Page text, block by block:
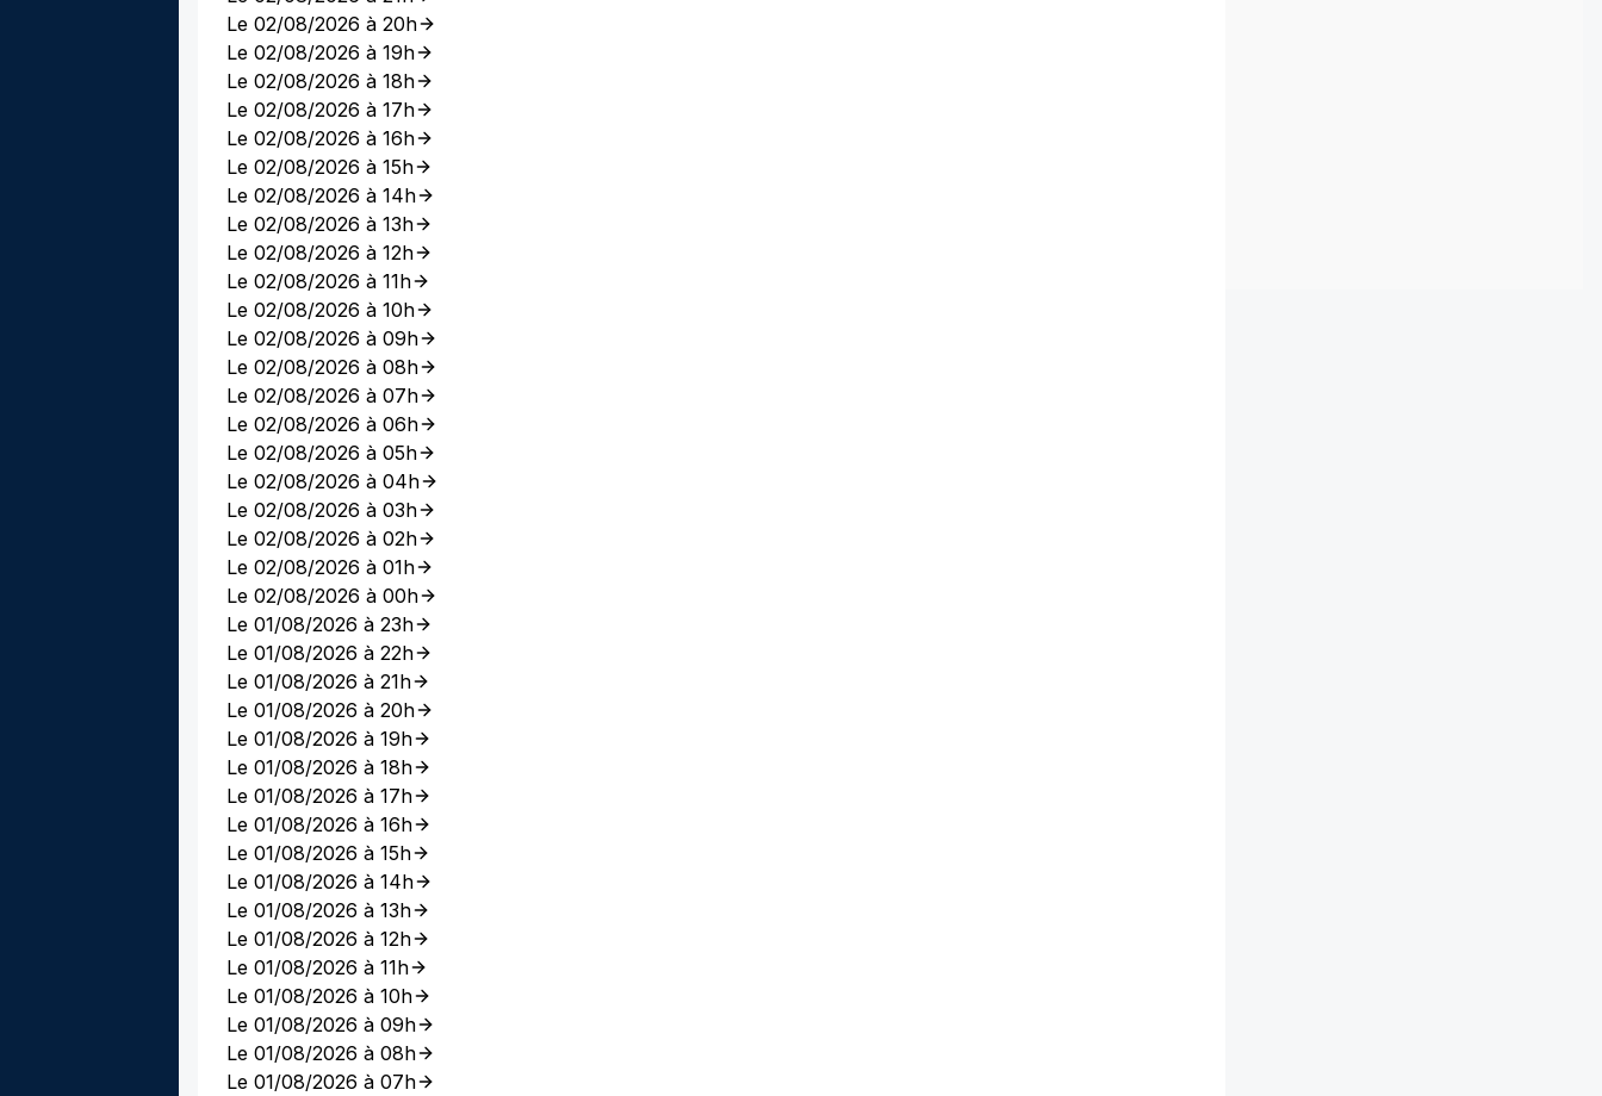
Le 02/08/2026 à 20h
Le 02/08/2026 à 19h
Le 02/08/2026 à 18h
Le 02/08/2026 à 17h
Le 02/08/2026 à 16h
Le 02/08/2026 à 15h
Le 02/08/2026 à 14h
Le 02/08/2026 à 13h
Le 02/08/2026 à 12h
Le 02/08/2026 à 11h
Le 02/08/2026 à 10h
Le 02/08/2026 à 09h
Le 02/08/2026 à 08h
Le 02/08/2026 à 07h
Le 02/08/2026 à 06h
Le 02/08/2026 à 05h
Le 02/08/2026 à 04h
Le 02/08/2026 à 03h
Le 02/08/2026 à 02h
Le 02/08/2026 à 01h
Le 02/08/2026 à 00h
Le 01/08/2026 à 23h
Le 01/08/2026 à 22h
Le 01/08/2026 à 21h
Le 01/08/2026 à 20h
Le 01/08/2026 à 19h
Le 01/08/2026 à 18h
Le 01/08/2026 à 17h
Le 01/08/2026 à 16h
Le 01/08/2026 à 15h
Le 01/08/2026 à 14h
Le 01/08/2026 à 13h
Le 01/08/2026 à 12h
Le 01/08/2026 à 11h
Le 01/08/2026 à 10h
Le 01/08/2026 à 09h
Le 01/08/2026 à 08h
Le 01/08/2026 à 07h